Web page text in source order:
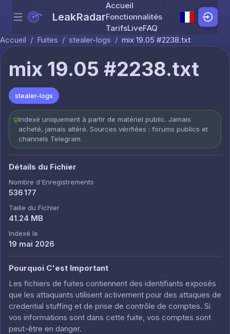
Skip to content
Menu LeakRadar
Accueil
Fonctionnalités
TarifsLiveFAQ
Accueil / Fuites / stealer-logs / mix 19.05 #2238.txt
mix 19.05 #2238.txt
stealer-logs
Indexé uniquement à partir de matériel public. Jamais
acheté, jamais altéré. Sources vérifiées : forums publics et
channels Telegram.
Détails du Fichier
Nombre d'Enregistrements
536 177
Taille du Fichier
41.24 MB
Indexé le
19 mai 2026
Pourquoi C'est Important
Les fichiers de fuites contiennent des identifiants exposés
que les attaquants utilisent activement pour des attaques de
credential stuffing et de prise de contrôle de comptes. Si
vos informations sont dans cette fuite, vos comptes sont
peut-être en danger.